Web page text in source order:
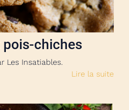
pois-chiches
Les Insatiables.
Lire la suite